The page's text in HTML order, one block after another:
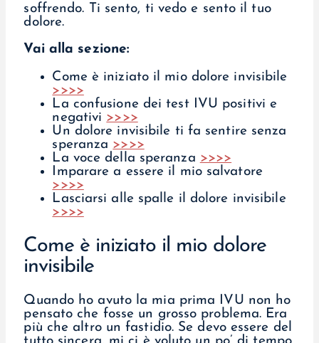
soffrendo. Ti sento, ti vedo e sento il tuo
dolore.
Vai alla sezione:
Come è iniziato il mio dolore invisibile
>>>>
La confusione dei test IVU positivi e
negativi >>>>
Un dolore invisibile ti fa sentire senza
speranza >>>>
La voce della speranza >>>>
Imparare a essere il mio salvatore
>>>>
Lasciarsi alle spalle il dolore invisibile
>>>>
Come è iniziato il mio dolore
invisibile
Quando ho avuto la mia prima IVU non ho
pensato che fosse un grosso problema. Era
più che altro un fastidio. Se devo essere del